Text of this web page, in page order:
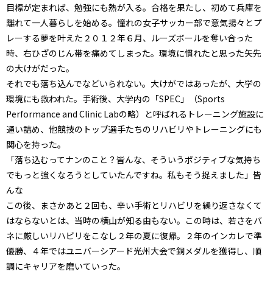
目標が定まれば、勉強にも熱が入る。合格を果たし、初めて兵庫を
離れて一人暮らしを始める。憧れの女子サッカー部で意気揚々とプ
レーする夢を叶えた２０１２年６月、ルーズボールを奪い合った
時、右ひざのじん帯を痛めてしまった。環境に慣れたと思った矢先
の大けがだった。
それでも落ち込んでなどいられない。大けがではあったが、大学の
環境にも救われた。手術後、大学内の「SPEC」（Sports
Performance and Clinic Labの略）と呼ばれるトレーニング施設に
通い詰め、他競技のトップ選手たちのリハビリやトレーニングにも
関心を持った。
「落ち込むってナンのこと？皆んな、そういうポジティブな気持ち
でもっと強くなろうとしていたんですね。私もそう捉えました」皆
んな
この後、まさかあと２回も、辛い手術とリハビリを繰り返さなくて
はならないとは、当時の横山が知る由もない。この時は、若さをバ
ネに厳しいリハビリをこなし２年の夏に復帰。２年のインカレで準
優勝、４年ではユニバーシアード光州大会で銅メダルを獲得し、順
調にキャリアを磨いていった。